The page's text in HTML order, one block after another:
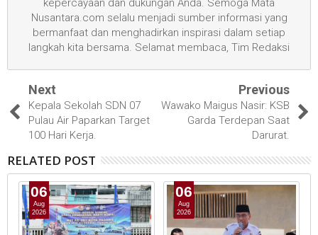
kepercayaan dan dukungan Anda. Semoga Mata
Nusantara.com selalu menjadi sumber informasi yang
bermanfaat dan menghadirkan inspirasi dalam setiap
langkah kita bersama. Selamat membaca, Tim Redaksi
Next
Kepala Sekolah SDN 07
Pulau Air Paparkan Target
100 Hari Kerja.
Previous
Wawako Maigus Nasir: KSB
Garda Terdepan Saat
Darurat.
RELATED POST
06
Aug
2026
06
Aug
2026